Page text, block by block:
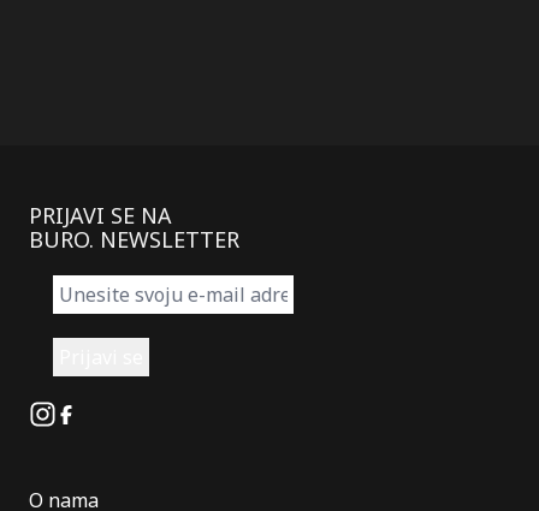
PRIJAVI SE NA
BURO. NEWSLETTER
Instagram
Facebook
O nama